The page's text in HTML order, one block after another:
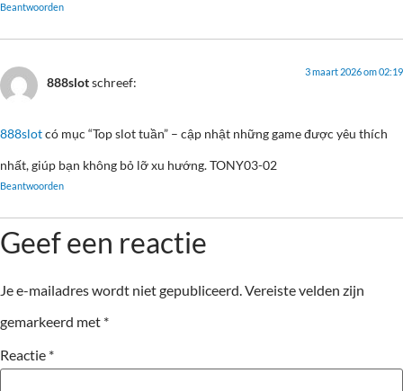
Beantwoorden
888slotschreef:
3 maart 2026 om 02:19
888slotcó mục “Top slot tuần” – cập nhật những game được yêu thích
nhất, giúp bạn không bỏ lỡ xu hướng. TONY03-02
Beantwoorden
Geef een reactie
Je e-mailadres wordt niet gepubliceerd. Vereiste velden zijn
gemarkeerd met *
Reactie *